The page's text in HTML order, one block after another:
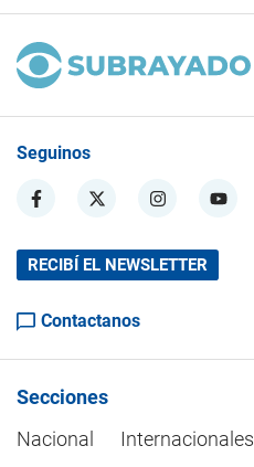
Seguinos
RECIBÍ EL NEWSLETTER
Contactanos
Secciones
Nacional
Internacionales